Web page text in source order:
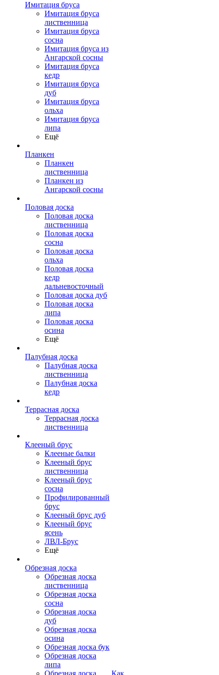
Имитация бруса
Имитация бруса
лиственница
Имитация бруса
сосна
Имитация бруса из
Ангарской сосны
Имитация бруса
кедр
Имитация бруса
дуб
Имитация бруса
ольха
Имитация бруса
липа
Ещё
Планкен
Планкен
лиственница
Планкен из
Ангарской сосны
Половая доска
Половая доска
лиственница
Половая доска
сосна
Половая доска
ольха
Половая доска
кедр
дальневосточный
Половая доска дуб
Половая доска
липа
Половая доска
осина
Ещё
Палубная доска
Палубная доска
лиственница
Палубная доска
кедр
Террасная доска
Террасная доска
лиственница
Клееный брус
Клееные балки
Клееный брус
лиственница
Клееный брус
сосна
Профилированный
брус
Клееный брус дуб
Клееный брус
ясень
ЛВЛ-Брус
Ещё
Обрезная доска
Обрезная доска
лиственница
Обрезная доска
сосна
Обрезная доска
дуб
Обрезная доска
осина
Обрезная доска бук
Обрезная доска
липа
Обрезная доска
Как